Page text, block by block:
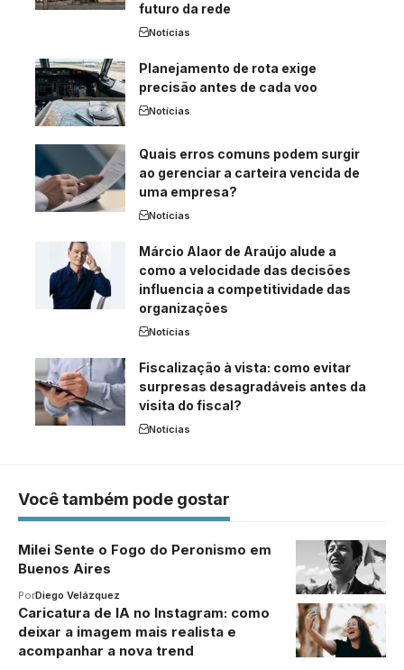
futuro da rede
Notícias
Planejamento de rota exige
precisão antes de cada voo
Notícias
Quais erros comuns podem surgir
ao gerenciar a carteira vencida de
uma empresa?
Notícias
Márcio Alaor de Araújo alude a
como a velocidade das decisões
influencia a competitividade das
organizações
Notícias
Fiscalização à vista: como evitar
surpresas desagradáveis antes da
visita do fiscal?
Notícias
Você também pode gostar
Milei Sente o Fogo do Peronismo em
Buenos Aires
PorDiego Velázquez
Caricatura de IA no Instagram: como
deixar a imagem mais realista e
acompanhar a nova trend